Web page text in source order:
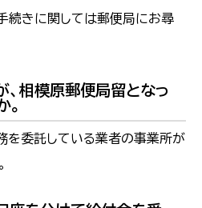
続きに関しては郵便局にお尋
相模原郵便局留となっ
を委託している業者の事業所が